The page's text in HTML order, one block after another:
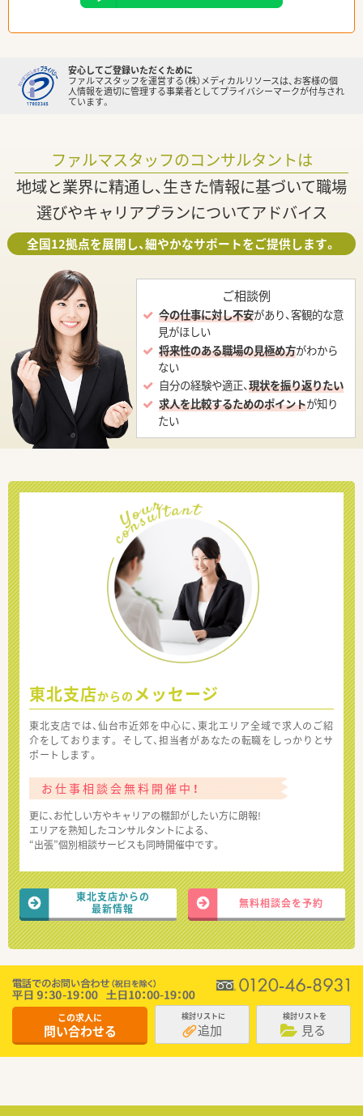
安心してご登録いただくために
ファルマスタッフを運営する（株）メディカルリソースは、お客様の個
人情報を適切に管理する事業者としてプライバシーマークが付与され
ています。
ファルマスタッフのコンサルタントは
地域と業界に精通し、生きた情報に基づいて職場
選びやキャリアプランについてアドバイス
全国12拠点を展開し、細やかなサポートをご提供します。
ご相談例
今の仕事に対し不安があり、客観的な意
見がほしい
将来性のある職場の見極め方がわから
ない
自分の経験や適正、現状を振り返りたい
求人を比較するためのポイントが知り
たい
東北支店からの メッセージ
東北支店では、仙台市近郊を中心に、東北エリア全域で求人のご紹
介をしております。 そして、担当者があなたの転職をしっかりとサ
ポートします。
お仕事相談会無料開催中！
更に、お忙しい方やキャリアの棚卸がしたい方に朗報!
エリアを熟知したコンサルタントによる、
“出張”個別相談サービスも同時開催中です。
東北支店からの
最新情報
無料相談会を予約
この求人に
問い合わせる
検討リストに
追加
検討リストを
見る